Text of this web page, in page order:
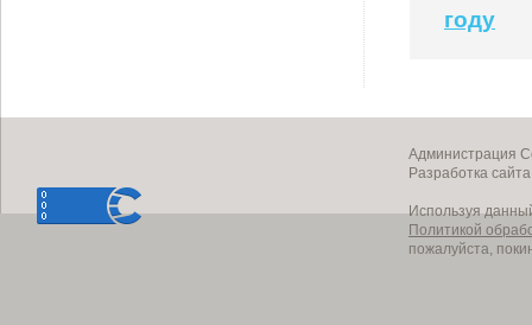
году
Администрация
Разработка
Используя
Политикой
пожалуйста,